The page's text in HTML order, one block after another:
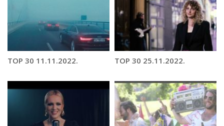
TOP 30 11.11.2022. TOP 30 25.11.2022.